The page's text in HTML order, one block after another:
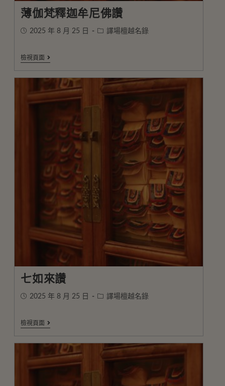
薄伽梵釋迦牟尼佛讚
2025 年 8 月 25 日 譯場檀越名錄
檢視頁面
七如來讚
2025 年 8 月 25 日 譯場檀越名錄
檢視頁面